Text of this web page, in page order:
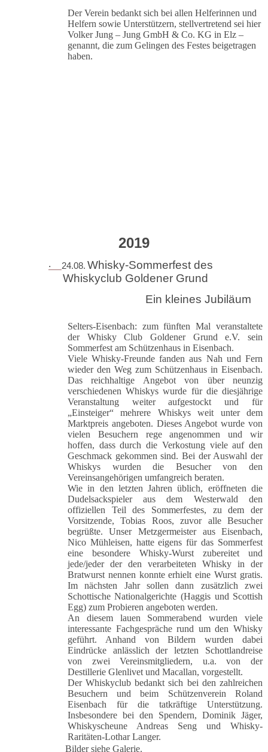
Der Verein bedankt sich bei allen Helferinnen und
Helfern sowie Unterstützern, stellvertretend sei hier
Volker Jung – Jung GmbH & Co. KG in Elz –
genannt, die zum Gelingen des Festes beigetragen
haben.
2019
· 24.08. Whisky-Sommerfest des
Whiskyclub Goldener Grund
Ein kleines Jubiläum
Selters-Eisenbach: zum fünften Mal veranstaltete
der Whisky Club Goldener Grund e.V. sein
Sommerfest am Schützenhaus in Eisenbach.
Viele Whisky-Freunde fanden aus Nah und Fern
wieder den Weg zum Schützenhaus in Eisenbach.
Das reichhaltige Angebot von über neunzig
verschiedenen Whiskys wurde für die diesjährige
Veranstaltung weiter aufgestockt und für
„Einsteiger“ mehrere Whiskys weit unter dem
Marktpreis angeboten. Dieses Angebot wurde von
vielen Besuchern rege angenommen und wir
hoffen, dass durch die Verkostung viele auf den
Geschmack gekommen sind. Bei der Auswahl der
Whiskys wurden die Besucher von den
Vereinsangehörigen umfangreich beraten.
Wie in den letzten Jahren üblich, eröffneten die
Dudelsackspieler aus dem Westerwald den
offiziellen Teil des Sommerfestes, zu dem der
Vorsitzende, Tobias Roos, zuvor alle Besucher
begrüßte. Unser Metzgermeister aus Eisenbach,
Nico Mühleisen, hatte eigens für das Sommerfest
eine besondere Whisky-Wurst zubereitet und
jede/jeder der den verarbeiteten Whisky in der
Bratwurst nennen konnte erhielt eine Wurst gratis.
Im nächsten Jahr sollen dann zusätzlich zwei
Schottische Nationalgerichte (Haggis und Scottish
Egg) zum Probieren angeboten werden.
An diesem lauen Sommerabend wurden viele
interessante Fachgespräche rund um den Whisky
geführt. Anhand von Bildern wurden dabei
Eindrücke anlässlich der letzten Schottlandreise
von zwei Vereinsmitgliedern, u.a. von der
Destillerie Glenlivet und Macallan, vorgestellt.
Der Whiskyclub bedankt sich bei den zahlreichen
Besuchern und beim Schützenverein Roland
Eisenbach für die tatkräftige Unterstützung.
Insbesondere bei den Spendern, Dominik Jäger,
Whiskyscheune Andreas Seng und Whisky-
Raritäten-Lothar Langer.
Bilder siehe Galerie.